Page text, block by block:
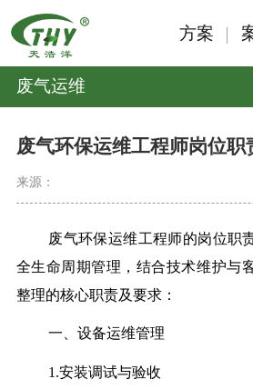
方案
废气运维
废气环保运维工程师岗位职
来源：
废气环保运维工程师的岗位职
全生命周期管理，结合技术维护与
整理的核心职责及要求：
一、设备运维管理
1.安装调试与验收